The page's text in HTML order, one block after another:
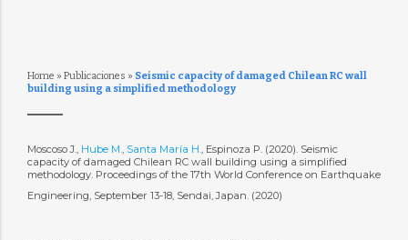
Home » Publicaciones » Seismic capacity of damaged Chilean RC wall
building using a simplified methodology
Moscoso J., Hube M., Santa María H., Espinoza P. (2020). Seismic
capacity of damaged Chilean RC wall building using a simplified
methodology. Proceedings of the 17th World Conference on Earthquake
Engineering, September 13-18, Sendai, Japan. (2020)